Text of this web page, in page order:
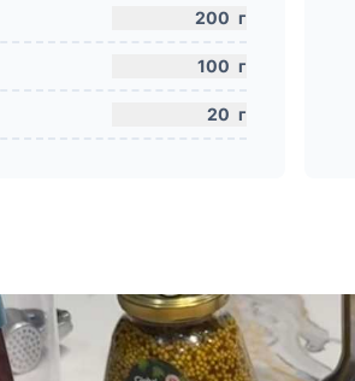
200 г
100 г
20 г